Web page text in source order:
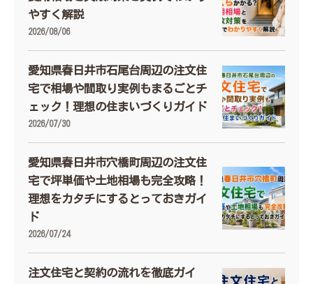
やすく解説
2026/08/06
愛知県春日井市石尾台周辺の注文住
宅で相場や間取り実例もまるごとチ
ェック！理想の住まいづくりガイド
2026/07/30
愛知県春日井市穴橋町周辺の注文住
宅で坪単価や土地相場も完全攻略！
理想をカタチにするとっておきガイ
ド
2026/07/24
注文住宅と契約の流れを徹底ガイ